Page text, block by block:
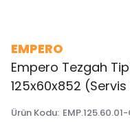
EMPERO
Empero Tezgah
125x60x852
Ürün Kodu: